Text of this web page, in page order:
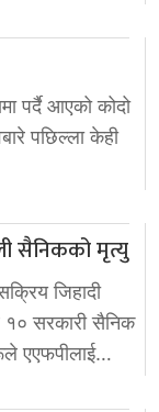
पर्दै आएको कोदो
पछिल्ला केही
सैनिकको मृत्यु
जिहादी
सरकारी सैनिक
एएफपीलाई…